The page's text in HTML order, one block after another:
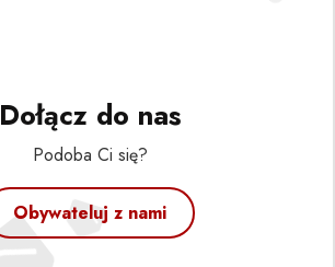
Dołącz do nas
Podoba Ci się?
Obywateluj z nami